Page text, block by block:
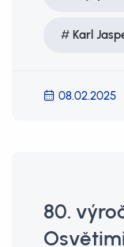
Karl
08.02.2025
80.